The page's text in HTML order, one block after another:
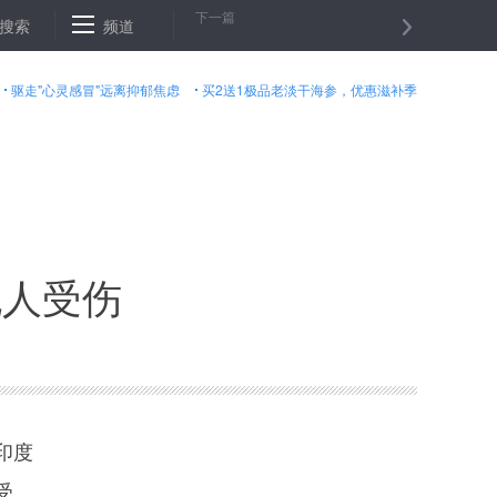
官 增设调查评估程序 通讯：从“心”感知中国——美国中小学生走
搜索 频道 下一篇
驱走"心灵感冒"远离抑郁焦虑 买2送1极品老淡干海参，优惠滋补季
受伤
度